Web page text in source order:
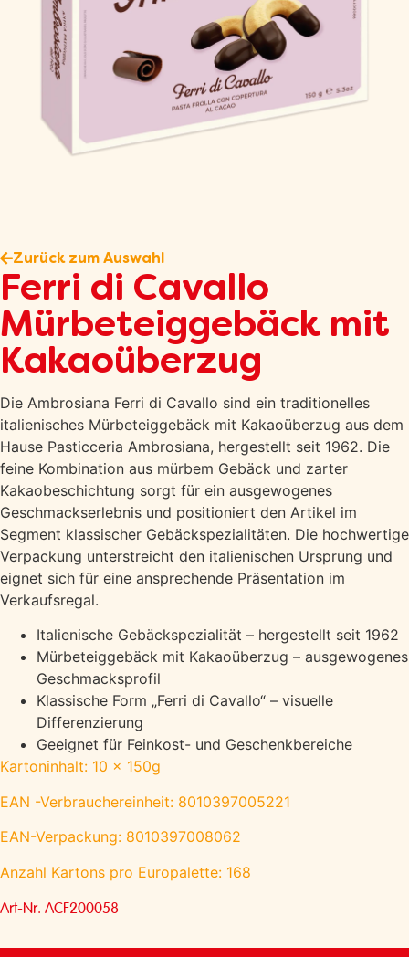
Zurück zum Auswahl
Ferri di Cavallo
Mürbeteiggebäck mit
Kakaoüberzug
Die Ambrosiana Ferri di Cavallo sind ein traditionelles
italienisches Mürbeteiggebäck mit Kakaoüberzug aus dem
Hause Pasticceria Ambrosiana, hergestellt seit 1962. Die
feine Kombination aus mürbem Gebäck und zarter
Kakaobeschichtung sorgt für ein ausgewogenes
Geschmackserlebnis und positioniert den Artikel im
Segment klassischer Gebäckspezialitäten. Die hochwertige
Verpackung unterstreicht den italienischen Ursprung und
eignet sich für eine ansprechende Präsentation im
Verkaufsregal.
Italienische Gebäckspezialität – hergestellt seit 1962
Mürbeteiggebäck mit Kakaoüberzug – ausgewogenes
Geschmacksprofil
Klassische Form „Ferri di Cavallo“ – visuelle
Differenzierung
Geeignet für Feinkost- und Geschenkbereiche
Kartoninhalt: 10 x 150g
EAN -Verbrauchereinheit: 8010397005221
EAN-Verpackung: 8010397008062
Anzahl Kartons pro Europalette: 168
Art-Nr. ACF200058